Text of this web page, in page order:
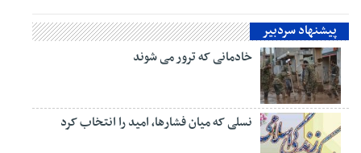
پیشنهاد سردبیر
خادمانی که ترور می شوند
نسلی که میان فشارها، امید را انتخاب کرد